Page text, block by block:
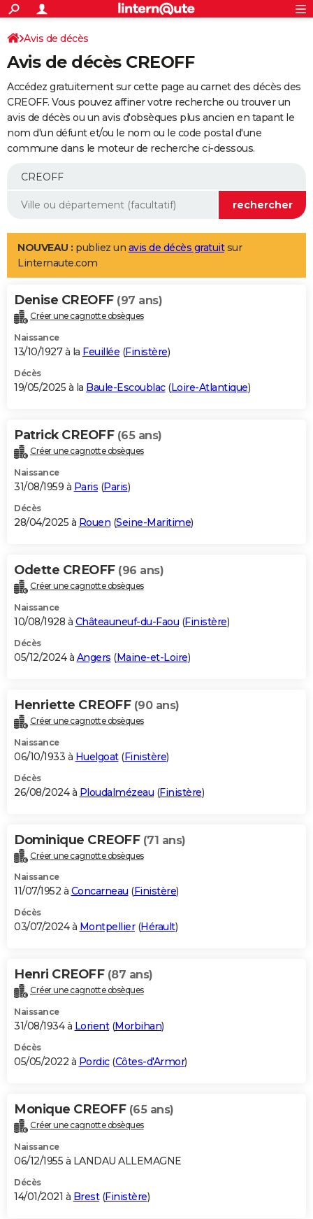
ACTUALITÉS
Politique
Société
Faits Divers
Education
Monde
Villes
+
SPORT
Coupe du monde 2026
Football
Tennis
Cyclisme
Rugby
Forum
Programme TV
TNT
Streaming
Cinéma
Sorties cinéma
Musique
+
FINANCE
Retraite
Epargne
Immobilier
Risques naturels par ville
Banque
Assurance
AUTO
Essais
Réserver un essai
Citadines
Berlines
SUV
Forum auto
+
Mobiles
Meilleur smartphone
Internet
Ordinateurs
Jeux vidéo
Guide high-tech
Aménagement intérieur
LIFESTYLE
Art de vivre
Bien-être
Loisirs
Mode
Modes de vie
Alimentation
Guide de la santé
Maladies
Médicaments
Sommeil
VOYAGE
Destinations
City break
Voyage nature
Voyage de noces
Forum
Climat
+PHOTO
GUIDES D'ACHAT
BONS PLANS
Carte de Noël
Carte Bonne année
Carte Saint-Valentin
Carte Pâques
Carte d'anniversaire
DICTIONNAIRE
Dictionnaire
Biographies
Citations
Expressions
Proverbes
PROGRAMME TV
S'inscrire
Se connecter
Lycées
Collèges
Primaires
Universités
Entreprises
Service militaire
Avis de recherche
AVIS DE DÉCÈS
Bricolage
Lifestyle
Culture
Sport
Auto
Television
Voyage
Cinema
Avis de décès
Avis de décès CREOFF
Accédez gratuitement sur cette page au carnet des décès des
CREOFF. Vous pouvez affiner votre recherche ou trouver un
avis de décès ou un avis d'obsèques plus ancien en tapant le
nom d'un défunt et/ou le nom ou le code postal d'une
commune dans le moteur de recherche ci-dessous.
NOUVEAU : publiez un avis de décès gratuitsur
Linternaute.com
Denise CREOFF (97 ans)
Créer une cagnotte obsèques
Naissance
13/10/1927 à la Feuillée (Finistère)
Décès
19/05/2025 à la Baule-Escoublac(Loire-Atlantique)
Patrick CREOFF (65 ans)
Créer une cagnotte obsèques
Naissance
31/08/1959 à Paris (Paris)
Décès
28/04/2025 à Rouen (Seine-Maritime)
Odette CREOFF (96 ans)
Créer une cagnotte obsèques
Naissance
10/08/1928 à Châteauneuf-du-Faou (Finistère)
Décès
05/12/2024 à Angers (Maine-et-Loire)
Henriette CREOFF (90 ans)
Créer une cagnotte obsèques
Naissance
06/10/1933 à Huelgoat(Finistère)
Décès
26/08/2024 à Ploudalmézeau (Finistère)
Dominique CREOFF (71 ans)
Créer une cagnotte obsèques
Naissance
11/07/1952 à Concarneau (Finistère)
Décès
03/07/2024 à Montpellier(Hérault)
Henri CREOFF (87 ans)
Créer une cagnotte obsèques
Naissance
31/08/1934 à Lorient(Morbihan)
Décès
05/05/2022 à Pordic(Côtes-d'Armor)
Monique CREOFF (65 ans)
Créer une cagnotte obsèques
Naissance
06/12/1955 à LANDAU ALLEMAGNE
Décès
14/01/2021 à Brest(Finistère)